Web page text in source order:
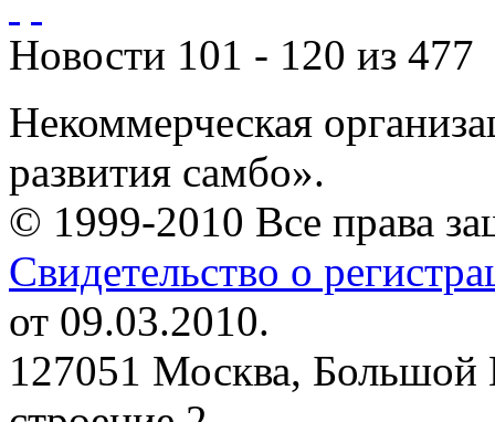
Новости 101 - 120 из 477
Некоммерческая
развития самбо».
© 1999-2010 Все права
Свидетельство о
от 09.03.2010.
127051 Москва, Большой